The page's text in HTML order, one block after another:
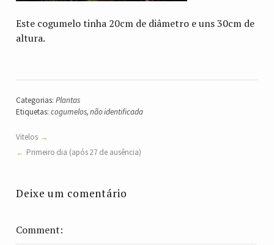
Este cogumelo tinha 20cm de diâmetro e uns 30cm de
altura.
Categorias: Plantas
Etiquetas: cogumelos,não identificada
Vitelos
Primeiro dia (após 27 de ausência)
Deixe um comentário
Comment